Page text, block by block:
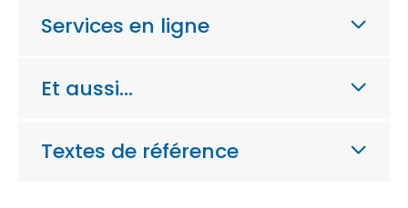
Services en ligne
Et aussi…
Textes de référence